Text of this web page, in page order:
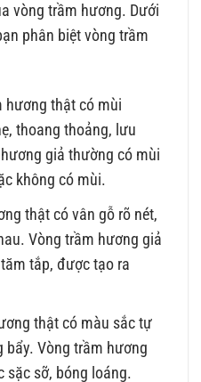
vòng trầm hương. Dưới
phân biệt vòng trầm
hương thật có mùi
thoang thoảng, lưu
giả thường có mùi
không có mùi.
thật có vân gỗ rõ nét,
Vòng trầm hương giả
tắp, được tạo ra
thật có màu sắc tự
bẩy. Vòng trầm hương
sặc sỡ, bóng loáng.